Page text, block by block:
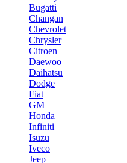
Bugatti
Changan
Chevrolet
Chrysler
Citroen
Daewoo
Daihatsu
Dodge
Fiat
GM
Honda
Infiniti
Isuzu
Iveco
Jeep